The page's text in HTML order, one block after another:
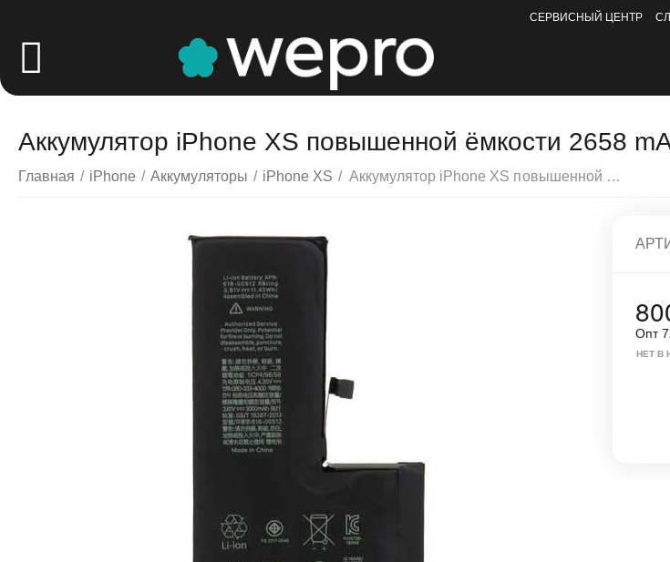
СЕРВИСНЫЙ ЦЕНТР
Аккумулятор iPhone XS повышенной ёмкости 2658
Главная / iPhone / Аккумуляторы / iPhone XS / Аккумулятор iPhone XS повышенной ёмкости 2658 mAh / TI Chip
Опт
НЕТ В